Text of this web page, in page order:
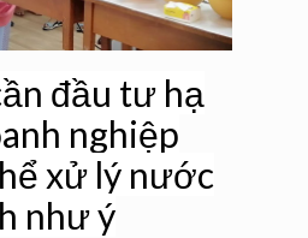
đầu tư hạ
nghiệp
xử lý nước
như ý